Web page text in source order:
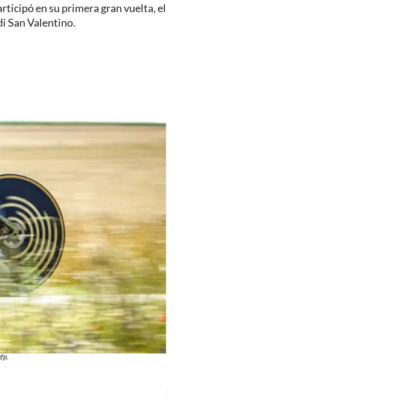
en su primera gran vuelta, el
San Valentino.